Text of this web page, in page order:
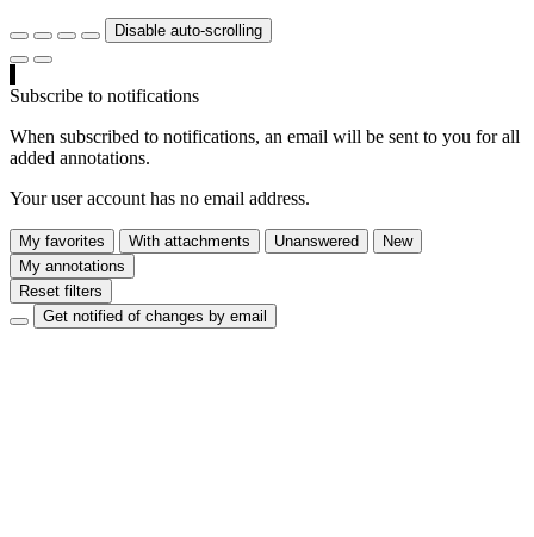
Disable auto-scrolling
Subscribe to notifications
When subscribed to notifications, an email will be sent to you for all
added annotations.
Your user account has no email address.
My favorites With attachments Unanswered
New
My annotations
Reset filters
Get notified of changes by email